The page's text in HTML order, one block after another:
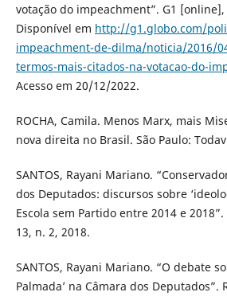
votação do impeachment”. G1
Disponível em http://g1.globo.com/
impeachment-de-dilma/noticia/2016/
termos-mais-citados-na-votacao-do-
Acesso em 20/12/2022.
ROCHA, Camila. Menos Marx, mais
nova direita no Brasil. São Paulo:
SANTOS, Rayani Mariano.
dos Deputados: discursos sobre
Escola sem Partido entre 2014 e
13, n. 2, 2018.
SANTOS, Rayani Mariano. “O debate
Palmada’ na Câmara dos Deputados”.